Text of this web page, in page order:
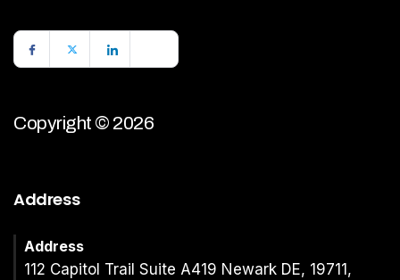
Copyright © 2026
Address
Address
112 Capitol Trail Suite A419 Newark DE, 19711,